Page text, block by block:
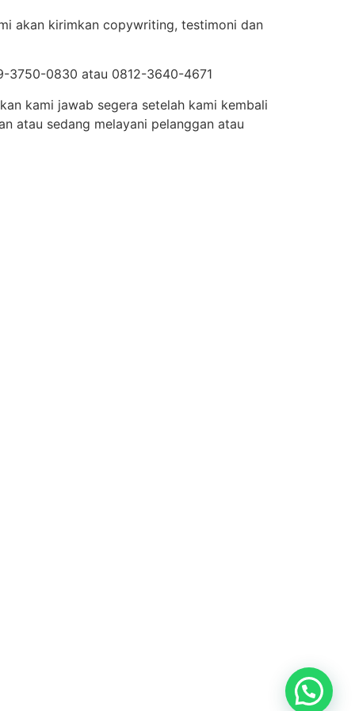
akan kirimkan copywriting, testimoni dan
3750-0830 atau 0812-3640-4671
kami jawab segera setelah kami kembali
atau sedang melayani pelanggan atau